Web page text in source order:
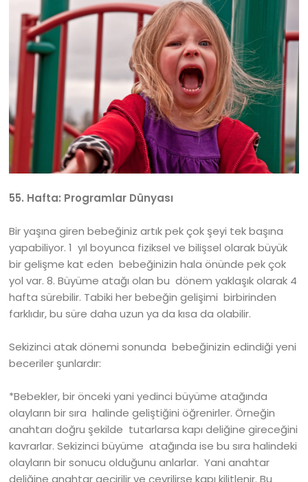
55. Hafta: Programlar Dünyası
Bir yaşına giren bebeğiniz artık pek çok şeyi tek başına
yapabiliyor. 1 yıl boyunca fiziksel ve bilişsel olarak büyük
bir gelişme kat eden bebeğinizin hala önünde pek çok
yol var. 8. Büyüme atağı olan bu dönem yaklaşık olarak 4
hafta sürebilir. Tabiki her bebeğin gelişimi birbirinden
farklıdır, bu süre daha uzun ya da kısa da olabilir.
Sekizinci atak dönemi sonunda bebeğinizin edindiği yeni
beceriler şunlardır:
*Bebekler, bir önceki yani yedinci büyüme atağında
olayların bir sıra halinde geliştiğini öğrenirler. Örneğin
anahtarı doğru şekilde tutarlarsa kapı deliğine gireceğini
kavrarlar. Sekizinci büyüme atağında ise bu sıra halindeki
olayların bir sonucu olduğunu anlarlar. Yani anahtar
deliğine anahtar geçirilir ve çevrilirse kapı kilitlenir. Bu